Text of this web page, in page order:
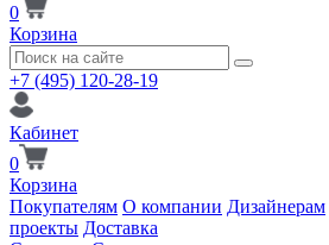
0
Корзина
+7 (495) 120-28-19
Кабинет
0
Корзина
Покупателям О компании Дизайнерам
проекты Доставка